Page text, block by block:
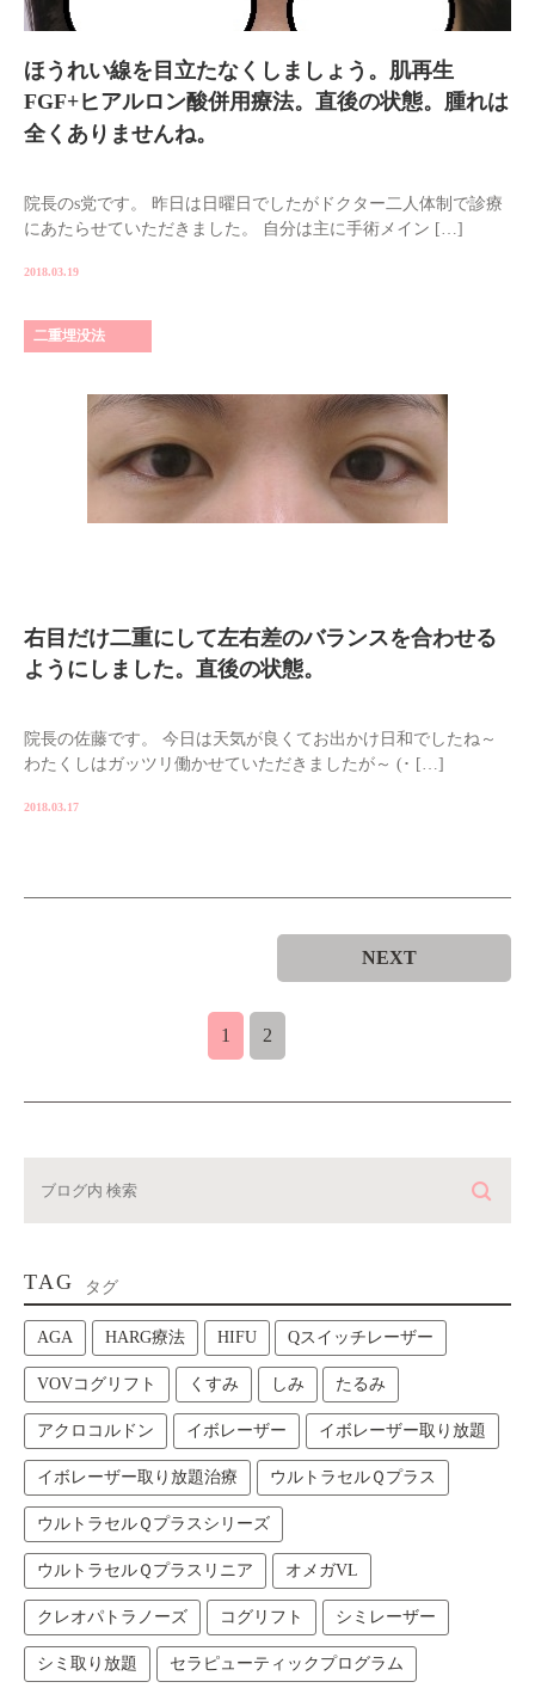
ほうれい線を目立たなくしましょう。肌再生
FGF+ヒアルロン酸併用療法。直後の状態。腫れは
全くありませんね。
院長のs党です。 昨日は日曜日でしたがドクター二人体制で診療
にあたらせていただきました。 自分は主に手術メイン […]
2018.03.19
二重埋没法
右目だけ二重にして左右差のバランスを合わせる
ようにしました。直後の状態。
院長の佐藤です。 今日は天気が良くてお出かけ日和でしたね～
わたくしはガッツリ働かせていただきましたが～ (･ […]
2018.03.17
1 2
NEXT
TAG タグ
AGA HARG療法 HIFU Qスイッチレーザー
VOVコグリフト くすみ しみ たるみ
アクロコルドン イボレーザー イボレーザー取り放題
イボレーザー取り放題治療 ウルトラセルＱプラス
ウルトラセルＱプラスシリーズ
ウルトラセルＱプラスリニア オメガVL
クレオパトラノーズ コグリフト シミレーザー
シミ取り放題 セラピューティックプログラム